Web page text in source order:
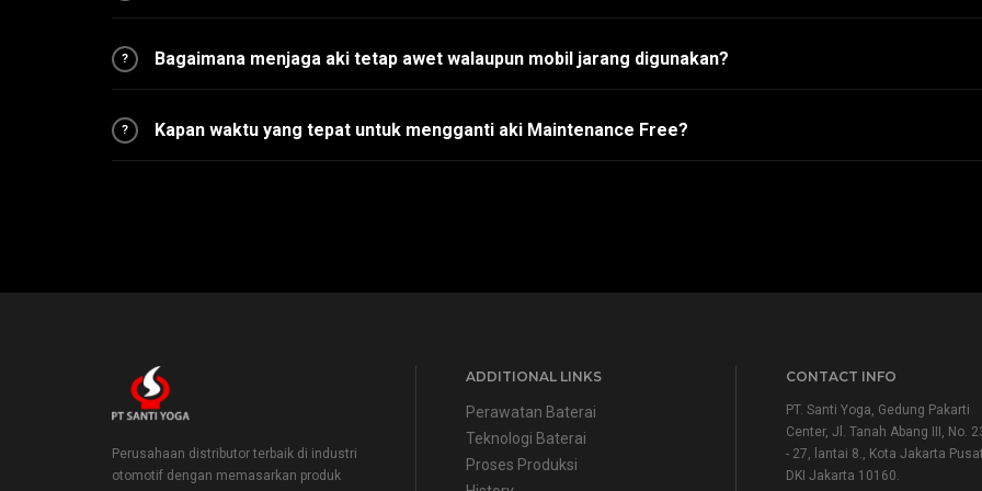
? Bagaimana menjaga aki tetap awet walaupun mobil jarang digunakan?
? Kapan waktu yang tepat untuk mengganti aki Maintenance Free?
Perusahaan distributor terbaik di industri
otomotif dengan memasarkan produk
ADDITIONAL LINKS
Perawatan Baterai
Teknologi Baterai
Proses Produksi
CONTACT INFO
PT. Santi Yoga, Gedung Pakarti
Center, Jl. Tanah Abang III, No.
- 27, lantai 8., Kota Jakarta
DKI Jakarta 10160.